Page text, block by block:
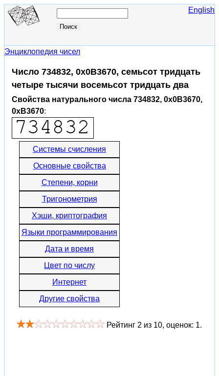
English
Энциклопедия чисел
Число 734832, 0x0B3670, семьсот тридцать
четыре тысячи восемьсот тридцать два
Свойства натурального числа 734832, 0x0B3670,
0xB3670:
Системы счисления
Основные свойства
Степени, корни
Тригонометрия
Хэши, криптография
Языки программирования
Дата и время
Цвет по числу
Интернет
Другие свойства
Рейтинг 2 из 10, оценок: 1.